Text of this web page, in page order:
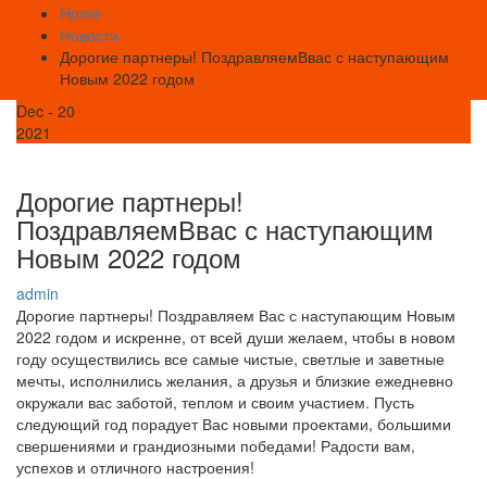
Home
Новости
Дорогие партнеры! ПоздравляемВвас с наступающим
Новым 2022 годом
Dec - 20
2021
Дорогие партнеры!
ПоздравляемВвас с наступающим
Новым 2022 годом
admin
Дорогие партнеры! Поздравляем Вас с наступающим Новым
2022 годом и искренне, от всей души желаем, чтобы в новом
году осуществились все самые чистые, светлые и заветные
мечты, исполнились желания, а друзья и близкие ежедневно
окружали вас заботой, теплом и своим участием. Пусть
следующий год порадует Вас новыми проектами, большими
свершениями и грандиозными победами! Радости вам,
успехов и отличного настроения!